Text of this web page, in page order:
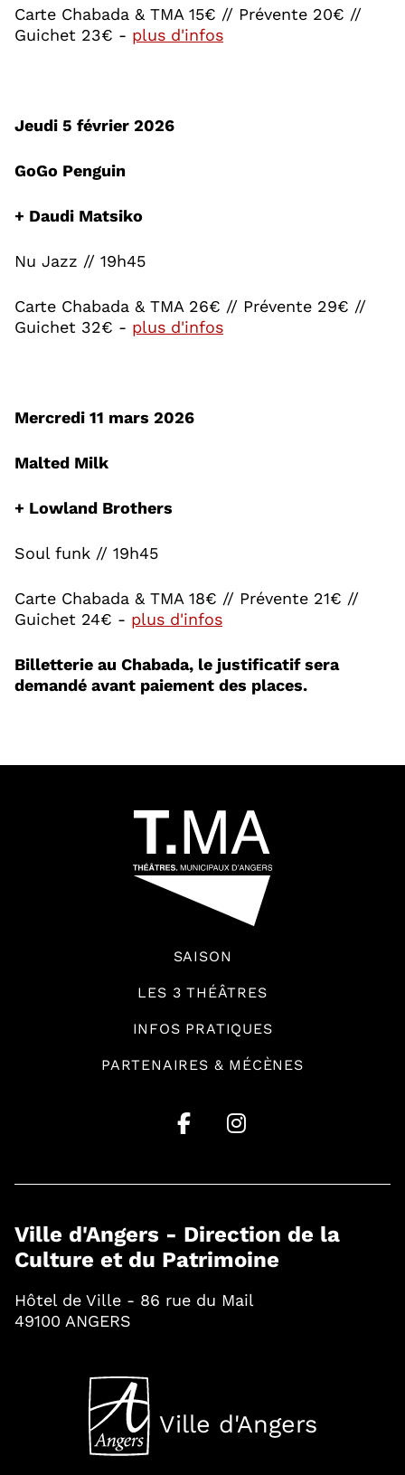
Carte Chabada & TMA 15€ // Prévente 20€ //
Guichet 23€ - plus d'infos, Ouvre une nouvelle
Jeudi 5 février 2026
GoGo Penguin
+ Daudi Matsiko
Nu Jazz // 19h45
Carte Chabada & TMA 26€ // Prévente 29€ //
Guichet 32€ - plus d'infos, Ouvre une nouvelle
Mercredi 11 mars 2026
Malted Milk
+ Lowland Brothers
Soul funk // 19h45
Carte Chabada & TMA 18€ // Prévente 21€ //
Guichet 24€ - plus d'infos, Ouvre une nouvelle
Billetterie au Chabada, le justificatif sera
demandé avant paiement des places.
SAISON
LES 3 THÉÂTRES
INFOS PRATIQUES
PARTENAIRES & MÉCÈNES
Ville d'Angers - Direction de la
Culture et du Patrimoine
Hôtel de Ville - 86 rue du Mail
49100 ANGERS
Ville d'Angers
, Ouvre une nouvelle